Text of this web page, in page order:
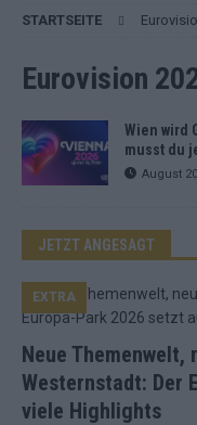
STARTSEITE
Eurovision
Wien wird
musst du
August
JETZT ANGESAGT
Neue Themenwelt,
Westernstadt: Der
viele Highlights
EXTRA